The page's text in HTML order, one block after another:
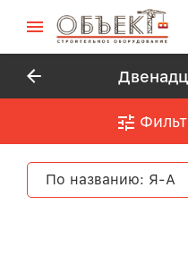
По названию: Я-А